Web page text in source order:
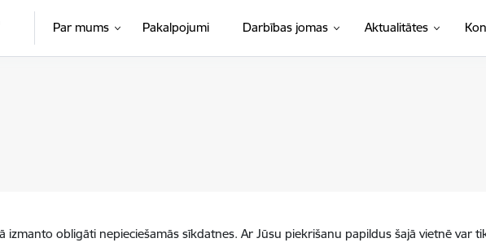
Par mums Pakalpojumi Darbības jomas Aktualitātes
izmanto obligāti nepieciešamās sīkdatnes. Ar Jūsu piekrišanu papildus šajā vietnē var